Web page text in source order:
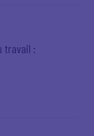
travail :